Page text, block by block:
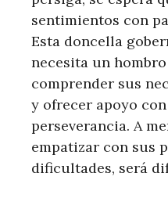
sentimientos con
Esta doncella
necesita un
comprender sus
y ofrecer apoyo
perseverancia. A
empatizar con sus
dificultades, será